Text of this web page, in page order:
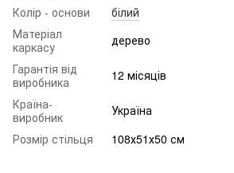
Колір - основи
білий
Матеріал
каркасу
дерево
Гарантія від
виробника
12 місяців
Країна-
виробник
Україна
Розмір стільця
108х51х50 см